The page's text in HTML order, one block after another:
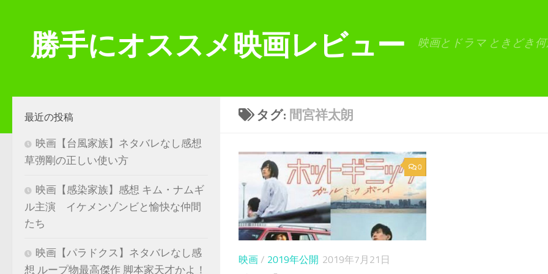
勝手にオススメ映画レビュー 映画とドラマ ときどき
タグ: 間宮祥太朗
0
映画 / 2019年公開 2019年7月21日
最近の投稿
映画【台風家族】ネタバレなし感想
草彅剛の正しい使い方
映画【感染家族】感想 キム・ナムギ
ル主演 イケメンゾンビと愉快な仲間
たち
映画【パラドクス】ネタバレなし感
想 ループ物最高傑作 脚本家天才かよ！